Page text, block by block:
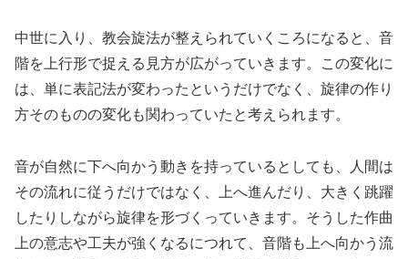
中世に入り、教会旋法が整えられていくころになると、音
階を上行形で捉える見方が広がっていきます。この変化に
は、単に表記法が変わったというだけでなく、旋律の作り
方そのものの変化も関わっていたと考えられます。
音が自然に下へ向かう動きを持っているとしても、人間は
その流れに従うだけではなく、上へ進んだり、大きく跳躍
したりしながら旋律を形づくっていきます。そうした作曲
上の意志や工夫が強くなるにつれて、音階も上へ向かう流